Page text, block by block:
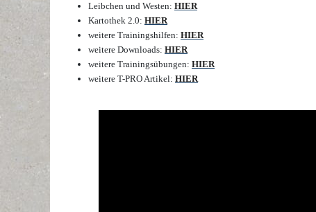
Leibchen und Westen: HIER
Kartothek 2.0: HIER
weitere Trainingshilfen: HIER
weitere Downloads: HIER
weitere Trainingsübungen: HIER
weitere T-PRO Artikel: HIER